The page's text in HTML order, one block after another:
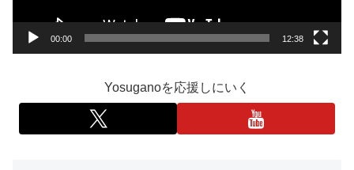
00:00 12:38
Yosuganoを応援しにいく